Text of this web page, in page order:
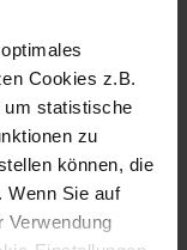
Cookies z.B.
um statistische
zu
können, die
Wenn Sie auf
Verwendung
oder
bewegen“,
und dank
besonders